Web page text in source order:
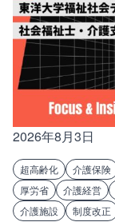
2026年8月3日
超高齢化 介護保険
厚労省
介護経営
介護施設
制度改正